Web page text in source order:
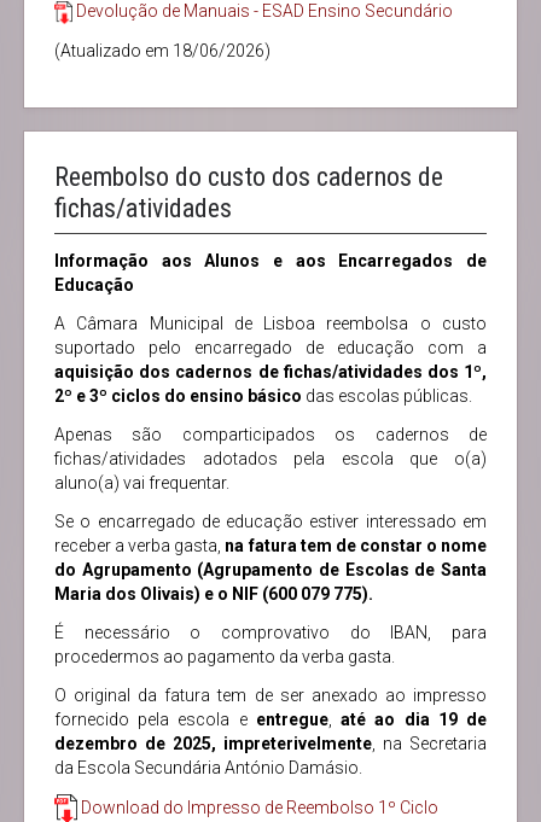
Devolução de Manuais - ESAD Ensino Secundário
(Atualizado em 18/06/2026)
Reembolso do custo dos cadernos de
fichas/atividades
Informação aos Alunos e aos Encarregados de
Educação
A Câmara Municipal de Lisboa reembolsa o custo
suportado pelo encarregado de educação com a
aquisição dos cadernos de fichas/atividades dos 1º,
2º e 3º ciclos do ensino básico das escolas públicas.
Apenas são comparticipados os cadernos de
fichas/atividades adotados pela escola que o(a)
aluno(a) vai frequentar.
Se o encarregado de educação estiver interessado em
receber a verba gasta, na fatura tem de constar o nome
do Agrupamento (Agrupamento de Escolas de Santa
Maria dos Olivais) e o NIF (600 079 775).
É necessário o comprovativo do IBAN, para
procedermos ao pagamento da verba gasta.
O original da fatura tem de ser anexado ao impresso
fornecido pela escola e entregue,até ao dia 19 de
dezembro de 2025, impreterivelmente , na Secretaria
da Escola Secundária António Damásio.
Download do Impresso de Reembolso 1º Ciclo